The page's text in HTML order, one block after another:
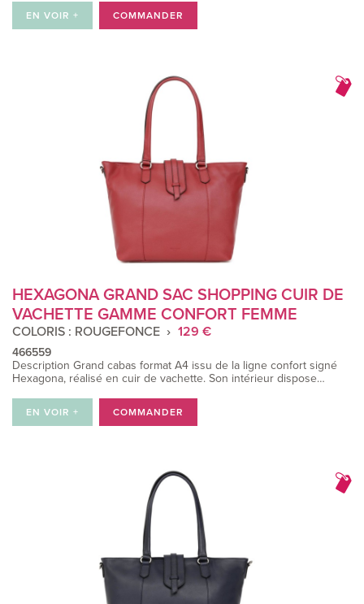
EN VOIR + COMMANDER
HEXAGONA GRAND SAC SHOPPING CUIR DE
VACHETTE GAMME CONFORT FEMME
COLORIS : ROUGEFONCE 129 €
466559
Description Grand cabas format A4 issu de la ligne confort signé
Hexagona, réalisé en cuir de vachette. Son intérieur dispose…
EN VOIR + COMMANDER